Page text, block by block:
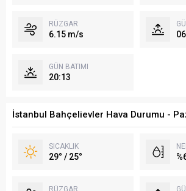
RÜZGAR
6.15 m/s
GÜN BATIMI
20:13
İstanbul Bahçelievler Hava Durumu -
SICAKLIK
29° / 25°
RÜZGAR